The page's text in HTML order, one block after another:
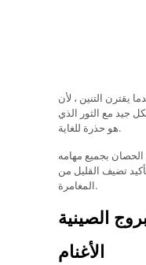
يقترن التنين ، لأن
جيد مع الثور الذي
هو حذرة للغاية.
بجميع مهامه
تضيف القليل من
المغامرة.
الصينية
الأغنام